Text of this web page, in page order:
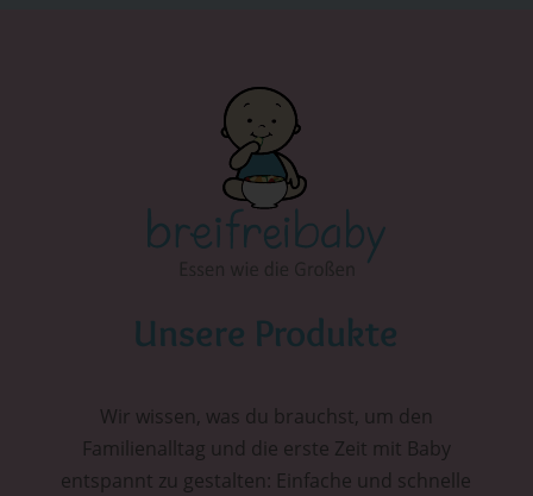
Unsere Produkte
Wir wissen, was du brauchst, um den
Familienalltag und die erste Zeit mit Baby
entspannt zu gestalten: Einfache und schnelle